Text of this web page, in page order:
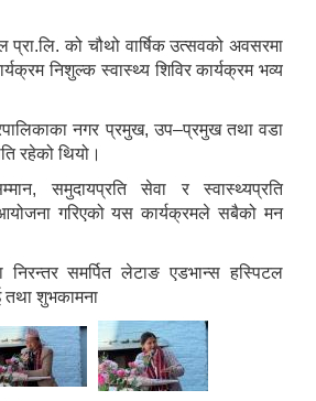
को चौथो वार्षिक उत्सवको अवसरमा
निशुल्क स्वास्थ्य शिविर कार्यक्रम भव्य
नगर प्रमुख, उप–प्रमुख तथा वडा
रहेको थियो।
समुदायप्रति सेवा र स्वास्थ्यप्रति
आयोजना गरिएको यस कार्यक्रमले सबैको मन
निरन्तर समर्पित लेटाङ एडभान्स हस्पिटल
तथा शुभकामना